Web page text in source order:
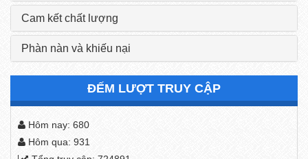
Cam kết chất lượng
Phàn nàn và khiếu nại
ĐẾM LƯỢT TRUY CẬP
Hôm nay: 680
Hôm qua: 931